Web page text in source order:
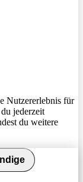
Nutzererlebnis für
jederzeit
du weitere